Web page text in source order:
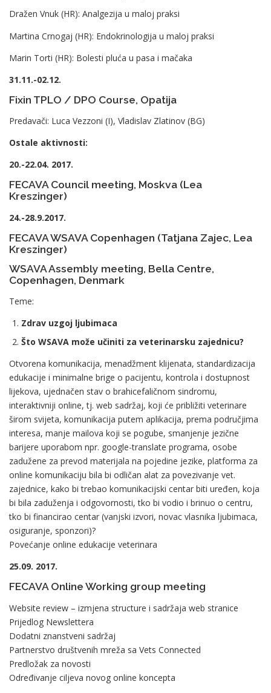
Dražen Vnuk (HR): Analgezija u maloj praksi
Martina Crnogaj (HR): Endokrinologija u maloj praksi
Marin Torti (HR): Bolesti pluća u pasa i mačaka
31.11.-02.12.
Fixin TPLO / DPO Course, Opatija
Predavači: Luca Vezzoni (I), Vladislav Zlatinov (BG)
Ostale aktivnosti:
20.-22.04. 2017.
FECAVA Council meeting, Moskva (Lea
Kreszinger)
24.-28.9.2017.
FECAVA WSAVA Copenhagen (Tatjana Zajec, Lea
Kreszinger)
WSAVA Assembly meeting, Bella Centre,
Copenhagen, Denmark
Teme:
Zdrav uzgoj ljubimaca
Što WSAVA može učiniti za veterinarsku zajednicu?
Otvorena komunikacija, menadžment klijenata, standardizacija
edukacije i minimalne brige o pacijentu, kontrola i dostupnost
lijekova, ujednačen stav o brahicefaličnom sindromu,
interaktivniji online, tj. web sadržaj, koji će približiti veterinare
širom svijeta, komunikacija putem aplikacija, prema područjima
interesa, manje mailova koji se pogube, smanjenje jezične
barijere uporabom npr. google-translate programa, osobe
zadužene za prevod materijala na pojedine jezike, platforma za
online komunikaciju bila bi odličan alat za povezivanje vet.
zajednice, kako bi trebao komunikacijski centar biti uređen, koja
bi bila zaduženja i odgovornosti, tko bi vodio i brinuo o centru,
tko bi financirao centar (vanjski izvori, novac vlasnika ljubimaca,
osiguranje, sponzori)?
Povećanje online edukacije veterinara
25.09. 2017.
FECAVA Online Working group meeting
Website review – izmjena structure i sadržaja web stranice
Prijedlog Newslettera
Dodatni znanstveni sadržaj
Partnerstvo društvenih mreža sa Vets Connected
Predložak za novosti
Određivanje ciljeva novog online koncepta